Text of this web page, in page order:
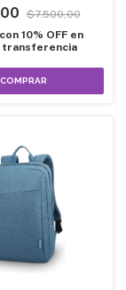
$7.500,00
con 10% OFF en
COMPRAR